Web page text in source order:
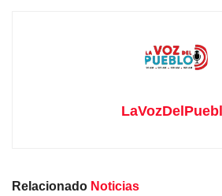
Relacionado Noticias